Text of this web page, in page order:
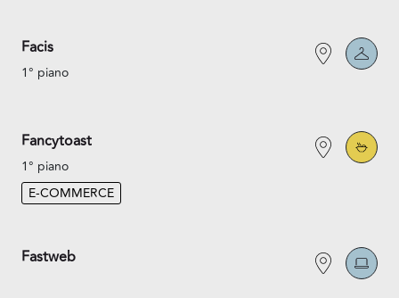
Facis
1° piano
Fancytoast
1° piano
E-COMMERCE
Fastweb